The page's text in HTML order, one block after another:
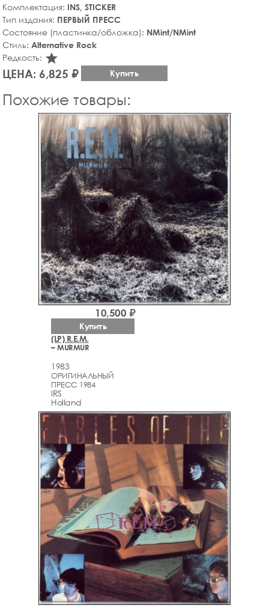
Комплектация: INS, STICKER
Тип издания: ПЕРВЫЙ ПРЕСС
Состояние (пластинка/обложка): NMint/NMint
Стиль: Alternative Rock
Редкость: star_rate
ЦЕНА: 6,825 ₽ Купить
Похожие товары:
(LP) R.E.M.
– MURMUR
1983
ОРИГИНАЛЬНЫЙ
ПРЕСС 1984
IRS
Holland
10,500 ₽
Купить